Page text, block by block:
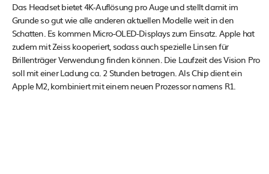
Das Headset bietet 4K-Auflösung pro Auge und stellt damit im
Grunde so gut wie alle anderen aktuellen Modelle weit in den
Schatten. Es kommen Micro-OLED-Displays zum Einsatz. Apple hat
zudem mit Zeiss kooperiert, sodass auch spezielle Linsen für
Brillenträger Verwendung finden können. Die Laufzeit des Vision Pro
soll mit einer Ladung ca. 2 Stunden betragen. Als Chip dient ein
Apple M2, kombiniert mit einem neuen Prozessor namens R1.